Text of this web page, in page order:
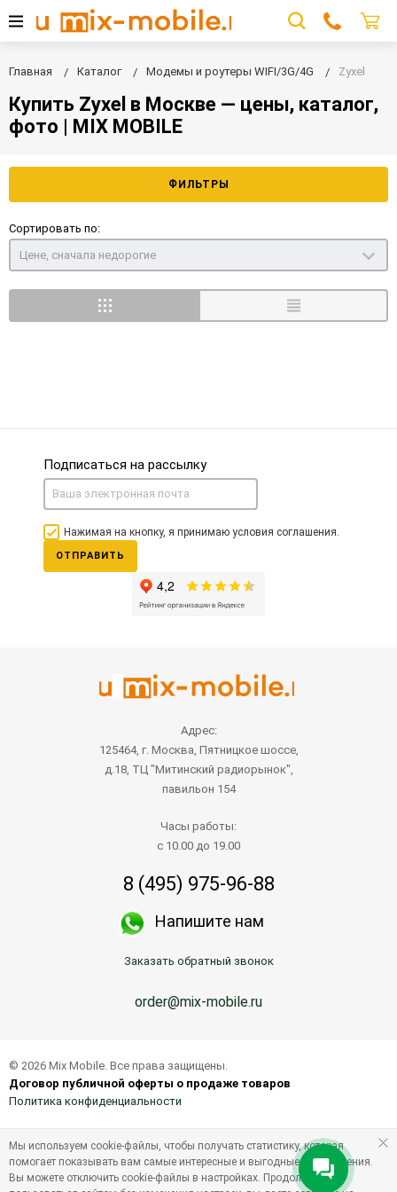
Главная Каталог Модемы и роутеры WIFI/3G/4G Zyxel
Купить Zyxel в Москве — цены, каталог,
фото | MIX MOBILE
ФИЛЬТРЫ
Сортировать по:
Цене, сначала недорогие
Подписаться на рассылку
Нажимая на кнопку, я принимаю условия соглашения.
ОТПРАВИТЬ
Адрес:
125464, г. Москва, Пятницкое шоссе,
д.18, ТЦ "Митинский радиорынок",
павильон 154
Часы работы:
с 10.00 до 19.00
8 (495) 975-96-88
Напишите нам
Заказать обратный звонок
order@mix-mobile.ru
© 2026 Mix Mobile. Все права защищены.
Договор публичной оферты о продаже товаров
Политика конфиденциальности
Мы используем cookie-файлы, чтобы получать статистику, которая
помогает показывать вам самые интересные и выгодные предложения.
Вы можете отключить cookie-файлы в настройках. Продолжая